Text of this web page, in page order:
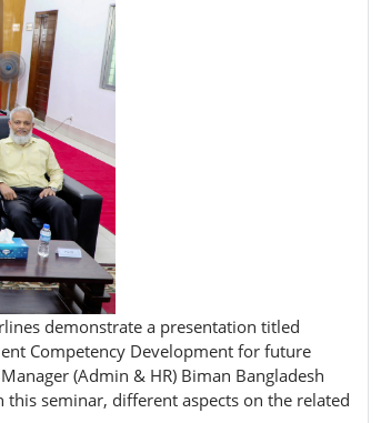
demonstrate a presentation titled
Competency Development for future
(Admin & HR) Biman Bangladesh
seminar, different aspects on the related